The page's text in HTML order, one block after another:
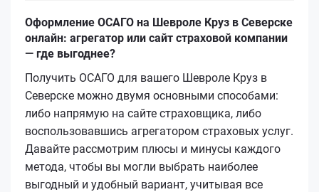
Оформление ОСАГО на Шевроле Круз в Северске
онлайн: агрегатор или сайт страховой компании
— где выгоднее?
Получить ОСАГО для вашего Шевроле Круз в
Северске можно двумя основными способами:
либо напрямую на сайте страховщика, либо
воспользовавшись агрегатором страховых услуг.
Давайте рассмотрим плюсы и минусы каждого
метода, чтобы вы могли выбрать наиболее
выгодный и удобный вариант, учитывая все